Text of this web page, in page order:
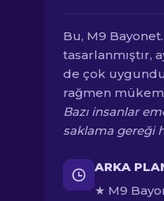
Bu, M9
tasarlanmıştır,
de çok
rağmen
Bazı insanlar
saklama gereği
ARKA
★ M9